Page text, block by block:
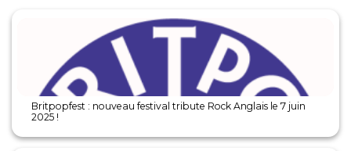
Britpopfest : nouveau festival tribute Rock Anglais le 7 juin
2025 !